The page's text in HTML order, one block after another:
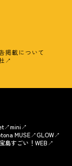
掲載について
mini
MUSE
GLOW
宝島すごい！WEB